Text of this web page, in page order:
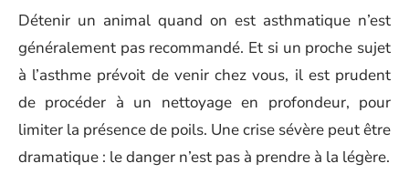
Détenir un animal quand on est asthmatique n’est
généralement pas recommandé. Et si un proche sujet
à l’asthme prévoit de venir chez vous, il est prudent
de procéder à un nettoyage en profondeur, pour
limiter la présence de poils. Une crise sévère peut être
dramatique : le danger n’est pas à prendre à la légère.